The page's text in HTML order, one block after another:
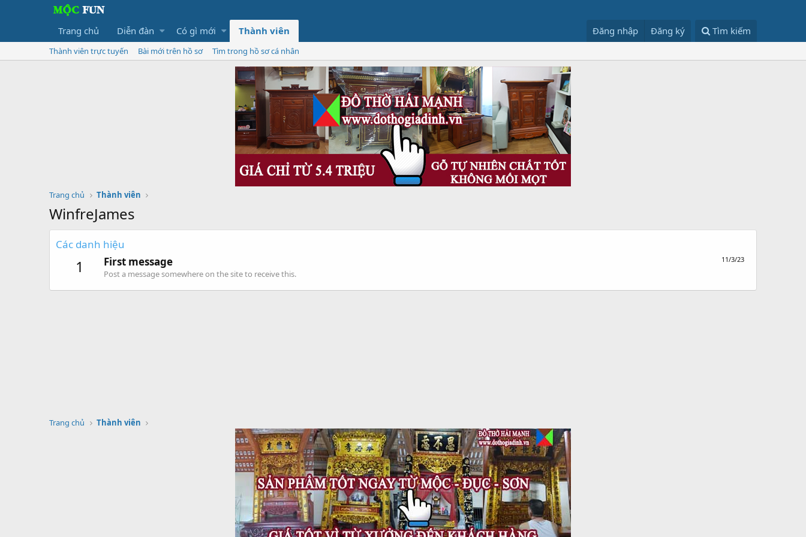
Trang chủ Diễn đàn Có gì mới Thành viên Đăng nhập Đăng ký Tìm kiếm
Thành viên trực tuyến Bài mới trên hồ sơ Tìm trong hồ sơ cá nhân
Trang chủ Thành viên
WinfreJames
Các danh hiệu
1 11/3/23
First message
Post a message somewhere on the site to receive this.
Trang chủ Thành viên